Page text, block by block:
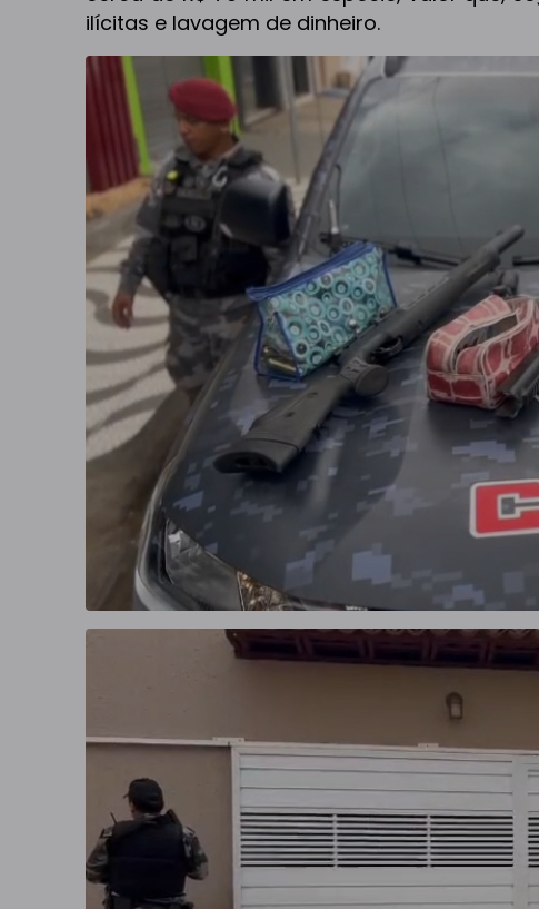
ilícitas e lavagem de dinheiro.